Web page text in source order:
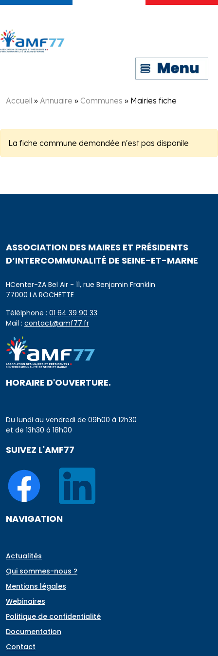
Accueil » Annuaire » Communes » Mairies fiche
La fiche commune demandée n'est pas disponile
ASSOCIATION DES MAIRES ET PRÉSIDENTS
D’INTERCOMMUNALITÉ DE SEINE-ET-MARNE
HCenter-ZA Bel Air - 11, rue Benjamin Franklin
77000 LA ROCHETTE
Télélphone : 01 64 39 90 33
Mail : contact@amf77.fr
HORAIRE D'OUVERTURE.
Du lundi au vendredi de 09h00 à 12h30
et de 13h30 à 18h00
SUIVEZ L'AMF77
NAVIGATION
Actualités
Qui sommes-nous ?
Mentions légales
Webinaires
Politique de confidentialité
Documentation
Contact